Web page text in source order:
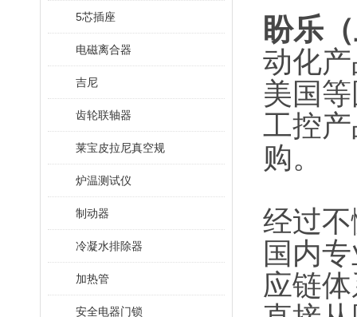
5芯插座
电磁离合器
吉尼
齿轮联轴器
莱宝皮拉尼真空规
炉温测试仪
制动器
冷凝水排除器
加热管
安全电器门锁
盼乐
动化
美国
工控
购。
经过
国内
应链